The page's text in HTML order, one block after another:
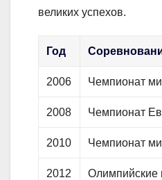
великих успехов.
Год
2006 Чемпионат
2008 Чемпионат
2010 Чемпионат
2012 Олимпийские